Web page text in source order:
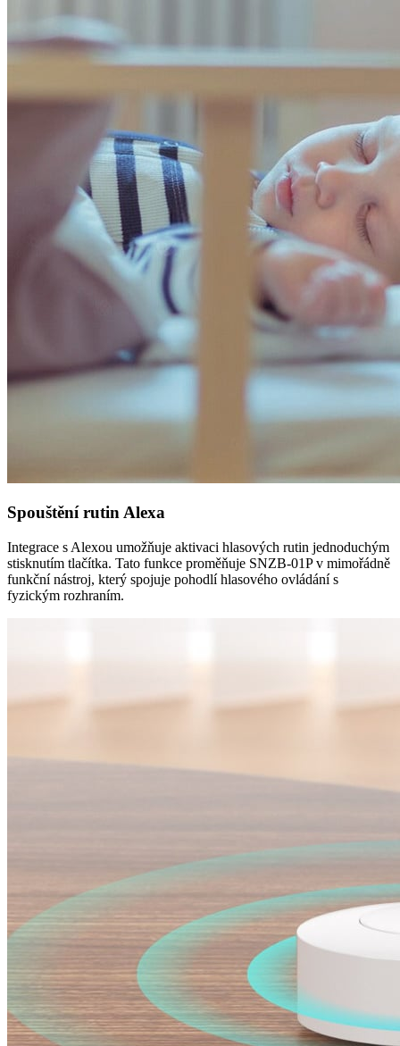
Spouštění rutin Alexa
Integrace s Alexou umožňuje aktivaci hlasových rutin jednoduchým
stisknutím tlačítka. Tato funkce proměňuje SNZB-01P v mimořádně
funkční nástroj, který spojuje pohodlí hlasového ovládání s
fyzickým rozhraním.